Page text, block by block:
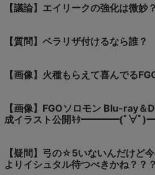
【議論】エイリークの強化は微妙？
【質問】ベラリザ付けるなら誰？
【画像】火種もらえて喜んでる
【画像】FGOソロモン Blu-ray＆
成イラスト公開ｷﾀ━━━━(ﾟ∀
【疑問】弓の☆5いないんだけど
よりイシュタル待つべきかね？？？